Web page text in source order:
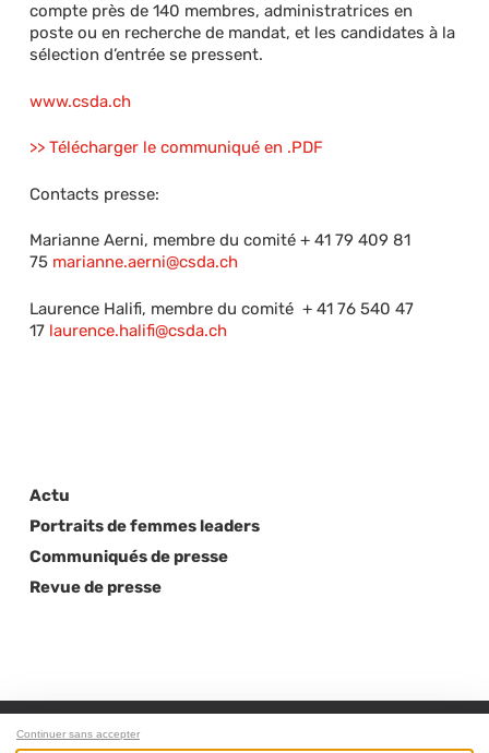
compte près de 140 membres, administratrices en
poste ou en recherche de mandat, et les candidates à la
sélection d’entrée se pressent.
www.csda.ch
>> Télécharger le communiqué en .PDF
Contacts presse:
Marianne Aerni, membre du comité + 41 79 409 81
75 marianne.aerni@csda.ch
Laurence Halifi, membre du comité + 41 76 540 47
17 laurence.halifi@csda.ch
Actu
Portraits de femmes leaders
Communiqués de presse
Revue de presse
Continuer sans accepter